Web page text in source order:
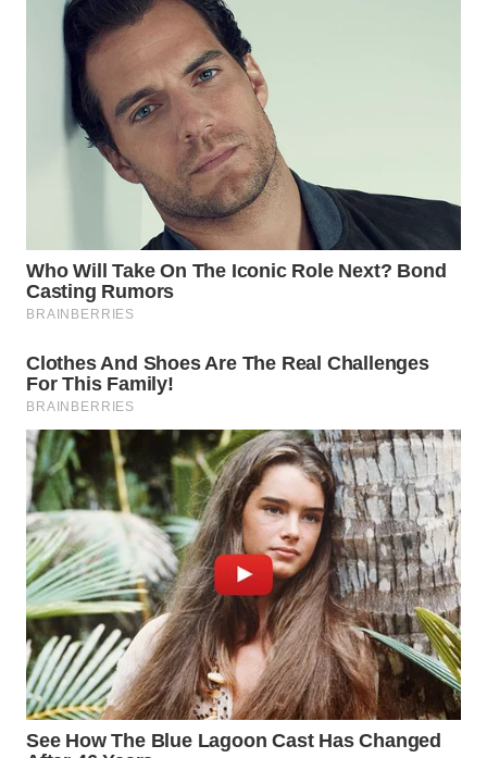
DANAU
TOBA
NIAS
WN
TAPANULI
SELATAN
WN
TANJUNG
LESUNG
WN
KARO
WN
SIMALUNGUN
WN
LABUHANBATU
WN
TAPANULI
TENGAH